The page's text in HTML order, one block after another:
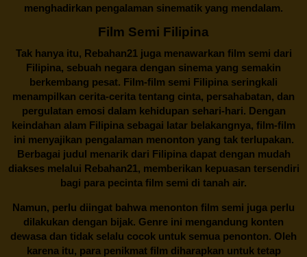
menghadirkan pengalaman sinematik yang mendalam.
Film Semi Filipina
Tak hanya itu, Rebahan21juga menawarkan film semi dari
Filipina, sebuah negara dengan sinema yang semakin
berkembang pesat. Film-film semi Filipina seringkali
menampilkan cerita-cerita tentang cinta, persahabatan, dan
pergulatan emosi dalam kehidupan sehari-hari. Dengan
keindahan alam Filipina sebagai latar belakangnya, film-film
ini menyajikan pengalaman menonton yang tak terlupakan.
Berbagai judul menarik dari Filipina dapat dengan mudah
diakses melalui Rebahan21, memberikan kepuasan tersendiri
bagi para pecinta film semi di tanah air.
Namun, perlu diingat bahwa menonton film semi juga perlu
dilakukan dengan bijak. Genre ini mengandung konten
dewasa dan tidak selalu cocok untuk semua penonton. Oleh
karena itu, para penikmat film diharapkan untuk tetap